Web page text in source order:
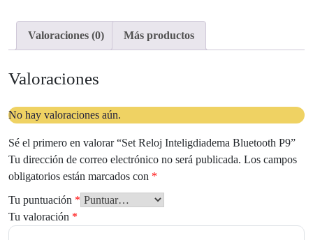
Valoraciones (0) Más productos
Valoraciones
No hay valoraciones aún.
Sé el primero en valorar “Set Reloj Inteligdiadema Bluetooth P9”
Tu dirección de correo electrónico no será publicada. Los campos
obligatorios están marcados con *
Tu puntuación *
Tu valoración *